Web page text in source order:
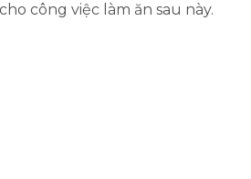
công việc làm ăn sau này.